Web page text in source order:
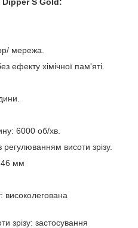
мережа.
ефекту хімічної пам'яті.
6000 об/хв.
висоти зрізу.
46 мм
високолегована
зрізу: застосування